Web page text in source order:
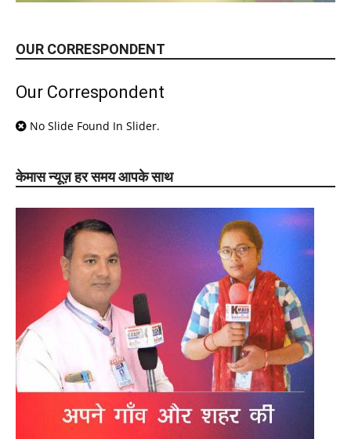
OUR CORRESPONDENT
Our Correspondent
No Slide Found In Slider.
केमास न्यूज़ हर समय आपके साथ